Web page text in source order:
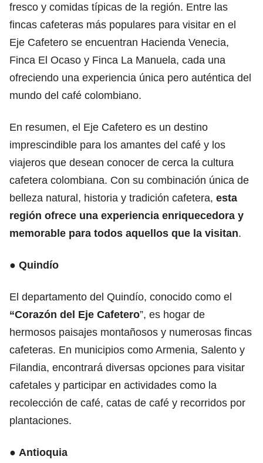
fresco y comidas típicas de la región. Entre las
fincas cafeteras más populares para visitar en el
Eje Cafetero se encuentran Hacienda Venecia,
Finca El Ocaso y Finca La Manuela, cada una
ofreciendo una experiencia única pero auténtica del
mundo del café colombiano.
En resumen, el Eje Cafetero es un destino
imprescindible para los amantes del café y los
viajeros que desean conocer de cerca la cultura
cafetera colombiana. Con su combinación única de
belleza natural, historia y tradición cafetera, esta
región ofrece una experiencia enriquecedora y
memorable para todos aquellos que la visitan.
● Quindío
El departamento del Quindío, conocido como el
“Corazón del Eje Cafetero”, es hogar de
hermosos paisajes montañosos y numerosas fincas
cafeteras. En municipios como Armenia, Salento y
Filandia, encontrará diversas opciones para visitar
cafetales y participar en actividades como la
recolección de café, catas de café y recorridos por
plantaciones.
● Antioquia